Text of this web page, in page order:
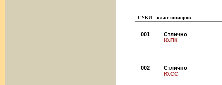
СУКИ - класс юниоров
001
Отлично
Ю.ПК
002
Отлично
Ю.CC